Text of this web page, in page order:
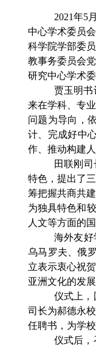
2021年5
中心学术委员
科学院学部委
教事务委员会
研究中心学术
贾玉明书
来在学科、专
问题为导向，
计、完成好中
作、推动构建
田联刚
特色，提出了
筹把握共商共
为独具特色和
人文等方面的
海外友好
乌马罗夫、俄
立表示衷心祝
亚洲文化的发
仪式上，
司长为郝德永
任聘书，为学
仪式后，